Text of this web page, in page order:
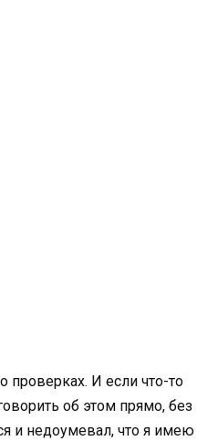
проверках. И если что-то
об этом прямо, без
и недоумевал, что я имею